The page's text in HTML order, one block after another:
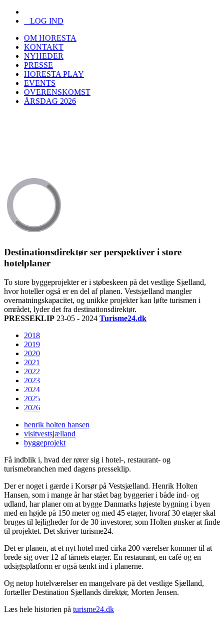
LOG IND
OM HORESTA
KONTAKT
NYHEDER
PRESSE
HORESTA PLAY
EVENTS
OVERENSKOMST
ÅRSDAG 2026
Destinationsdirektør ser perspektiver i store
hotelplaner
To store byggeprojekter er i støbeskeen på det vestlige Sjælland,
hvor hoteller også er en del af planen. Vestsjælland mangler
overnatningskapacitet, og unikke projekter kan løfte turismen i
området, lyder det fra destinationsdirektør.
PRESSEKLIP 23-05 - 2024 Turisme24.dk
2018
2019
2020
2021
2022
2023
2024
2025
2026
henrik holten hansen
visitvestsjælland
byggeprojekt
Få indblik i, hvad der rører sig i hotel-, restaurant- og
turismebranchen med dagens presseklip.
Der er noget i gærde i Korsør på Vestsjælland. Henrik Holten
Hansen, som i mange år har stået bag byggerier i både ind- og
udland, har planer om at bygge Danmarks højeste bygning i byen
med en højde på 150 meter og med 45 etager, hvoraf 30 etager skal
bruges til lejligheder for de 30 investorer, som Holten ønsker at finde
til projektet. Det skriver turisme24.
Det er planen, at et nyt hotel med cirka 200 værelser kommer til at
brede sig over 12 af tårnets etager. En restaurant, en café og en
udsigtsplatform er også tænkt ind i planerne.
Og netop hotelværelser en mangelvare på det vestlige Sjælland,
fortæller Destination Sjællands direktør, Morten Jensen.
Læs hele historien på turisme24.dk